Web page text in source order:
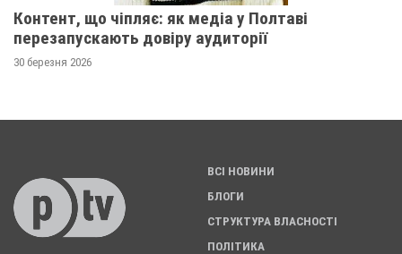
Контент, що чіпляє: як медіа у Полтаві
перезапускають довіру аудиторії
30 березня 2026
ВСІ НОВИНИ
БЛОГИ
СТРУКТУРА ВЛАСНОСТІ
ПОЛІТИКА